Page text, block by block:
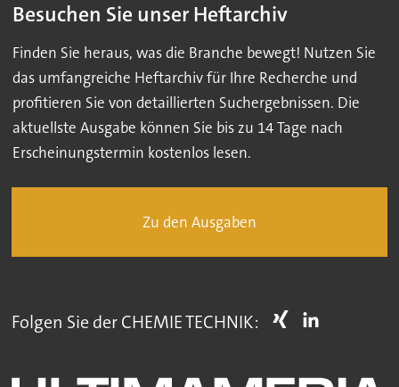
Besuchen Sie unser Heftarchiv
Finden Sie heraus, was die Branche bewegt! Nutzen Sie
das umfangreiche Heftarchiv für Ihre Recherche und
profitieren Sie von detaillierten Suchergebnissen. Die
aktuellste Ausgabe können Sie bis zu 14 Tage nach
Erscheinungstermin kostenlos lesen.
Zu den Ausgaben
Folgen Sie der CHEMIE TECHNIK: